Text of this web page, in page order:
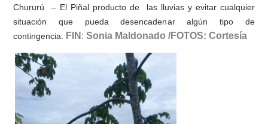
Chururú – El Piñal producto de las lluvias y evitar cualquier
situación que pueda desencadenar algún tipo de
contingencia. FIN : Sonia Maldonado /FOTOS: Cortesía